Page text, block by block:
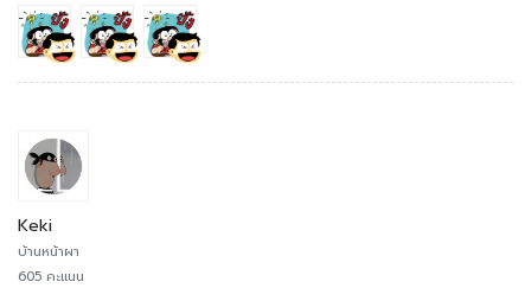
Keki
บ้านหน้าผา
605 คะแนน